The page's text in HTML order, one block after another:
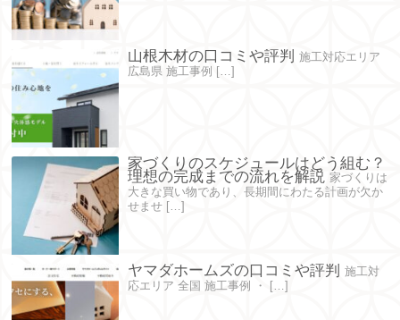
山根木材の口コミや評判
施工対応エリア
広島県 施工事例 […]
家づくりのスケジュールはどう組む？
理想の完成までの流れを解説 家づくりは
大きな買い物であり、長期間にわたる計画が欠か
せませ […]
ヤマダホームズの口コミや評判
施工対
応エリア 全国 施工事例 ・ […]